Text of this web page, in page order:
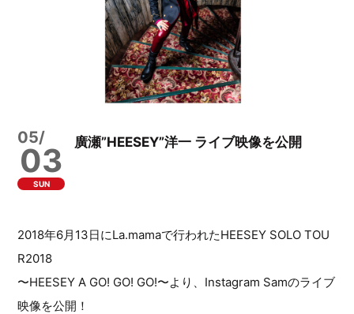
05/
03
SUN
廣瀬”HEESEY”洋一 ライブ映像を公開
2018年6月13日にLa.mamaで行われたHEESEY SOLO TOU
R2018
〜HEESEY A GO! GO! GO!〜より、Instagram Samのライブ
映像を公開！